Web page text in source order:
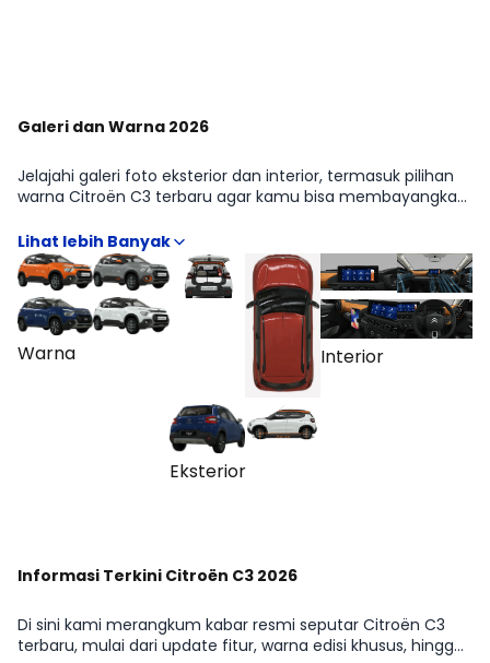
Galeri dan Warna 2026
Jelajahi galeri foto eksterior dan interior, termasuk pilihan
warna Citroën C3 terbaru agar kamu bisa membayangkan
berbagai pencahayaan untuk membantu keputusan
warna. Lihat seluruh album di halaman Galeri.
Warna
Eksterior
Interior
Informasi Terkini Citroën C3 2026
Di sini kami merangkum kabar resmi seputar Citroën C3
terbaru, mulai dari update fitur, warna edisi khusus, hingga